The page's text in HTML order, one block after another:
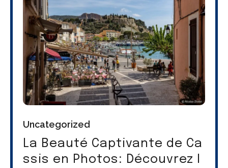
Uncategorized
La Beauté Captivante de Ca
ssis en Photos: Découvrez l